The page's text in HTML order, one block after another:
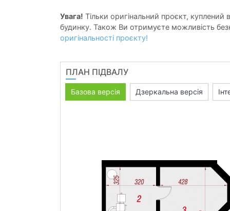
Увага! Тільки оригінальний проєкт, куплений
будинку. Також Ви отримуєте можливість
оригінальності проєкту!
ПЛАН ПІДВАЛУ
Базова версія Дзеркальна версія